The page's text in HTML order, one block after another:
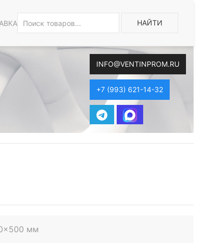
НАЙТИ
INFO@VENTINPROM.RU
+7 (993) 621-14-32
мм